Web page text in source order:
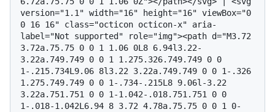
version="1.1" width="16" height="16" viewBox="0
0 16 16" class="octicon octicon-x" aria-
label="Not supported" role="img"><path d="M3.72
3.72a.75.75 0 0 1 1.06 0L8 6.94l3.22-
3.22a.749.749 0 0 1 1.275.326.749.749 0 0
1-.215.734L9.06 8l3.22 3.22a.749.749 0 0 1-.326
1.275.749.749 0 0 1-.734-.215L8 9.06l-3.22
3.22a.751.751 0 0 1-1.042-.018.751.751 0 0
1-.018-1.042L6.94 8 3.72 4.78a.75.75 0 0 1 0-